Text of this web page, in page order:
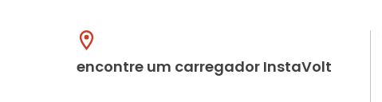
encontre um carregador InstaVolt